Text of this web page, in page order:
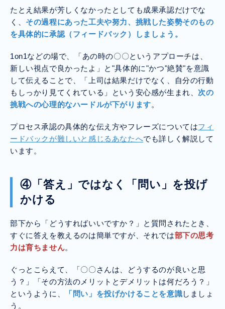
たとえ結果が芳しくなかったとしても成果承認だけでな
く、 その過程にあった工夫や努力、挑戦した姿勢そのもの
を具体的に承認（フィードバック）しましょう。
1on1などの場で、「あの時の〇〇というアプローチは、
新しい視点で良かったよ」と"具体的に"かつ"絶賛"を意識
して伝えることで、「上司は結果だけでなく、自分の行動
もしっかり見てくれている」という安心感が生まれ、次の
挑戦への心理的なハードルが下がります。
プロセス承認の具体的な伝え方やフレーズについてはフィ
ードバックが難しいと感じるあなたへでも詳しく解説して
います。
④「答え」ではなく「問い」を投げ
かける
部下から「どうすればいいですか？」と質問されたとき、
すぐに答えを教えるのは簡単ですが、それでは部下の思考
力は育ちません。
ぐっとこらえて、「〇〇さんは、どうするのが良いと思
う？」「その方法のメリットとデメリットは何だろう？」
というように、
「問い」を投げかけることを意識しましょ
う。